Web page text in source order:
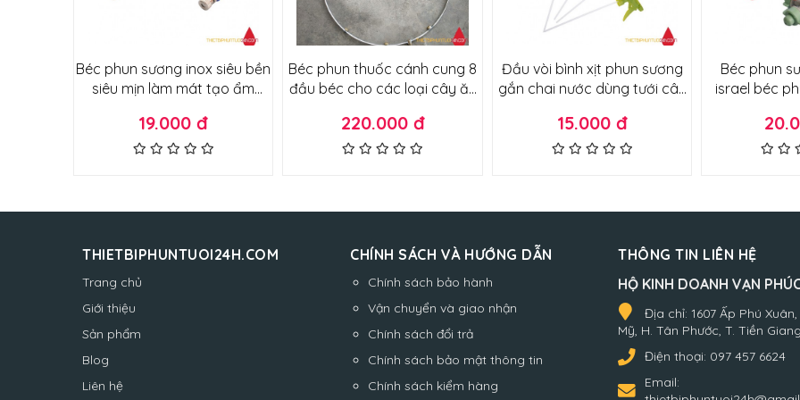
Béc phun sương inox siêu bền
siêu mịn làm mát tạo ẩm
sương mỏng không ướt
19.000 đ
Béc phun thuốc cánh cung 8
đầu béc cho các loại cây ăn
loại
220.000 đ
Đầu vòi bình xịt phun sương
gắn chai nước dùng tưới cây
15.000 đ
Béc phun
israel béc
mát loại
THIETBIPHUNTUOI24H.COM
Trang chủ
Giới thiệu
Sản phẩm
Blog
Liên hệ
CHÍNH SÁCH VÀ HƯỚNG DẪN
Chính sách bảo hành
Vận chuyển và giao nhận
Chính sách đổi trả
Chính sách bảo mật thông tin
Chính sách kiểm hàng
THÔNG TIN LIÊN HỆ
HỘ KINH DOANH VẠN
Địa chỉ: 1607 Ấp Phú Xuân,
Mỹ, H. Tân Phước, T. Tiền Giang
Điện thoại: 097 457 6624
Email: